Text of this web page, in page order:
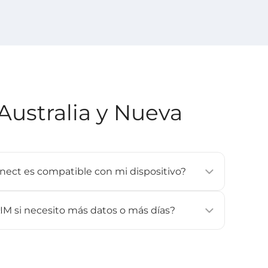
y Nueva
es compatible con mi dispositivo?
XS o posterior, Google Pixel 3 o posterior,
Consulta nuestra página de [
si necesito más datos o más días?